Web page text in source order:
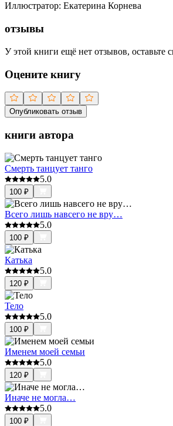
Иллюстратор: Екатерина Корнева
отзывы
У этой книги ещё нет отзывов, оставьте
Оцените книгу
Опубликовать отзыв
книги автора
Смерть танцует танго
5.0
100 ₽
Всего лишь навсего не вру…
5.0
100 ₽
Катька
5.0
120 ₽
Тело
5.0
100 ₽
Именем моей семьи
5.0
120 ₽
Иначе не могла…
5.0
100 ₽